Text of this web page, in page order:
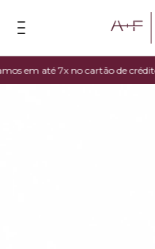
em até 7x no cartão de crédito